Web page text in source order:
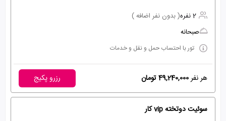
2 نفره
( بدون نفر اضافه )
صبحانه
تور با احتساب حمل و نقل و خدمات
هر نفر49,240,000 تومان رزرو پکیج
سوئیت دوتخته vip کار